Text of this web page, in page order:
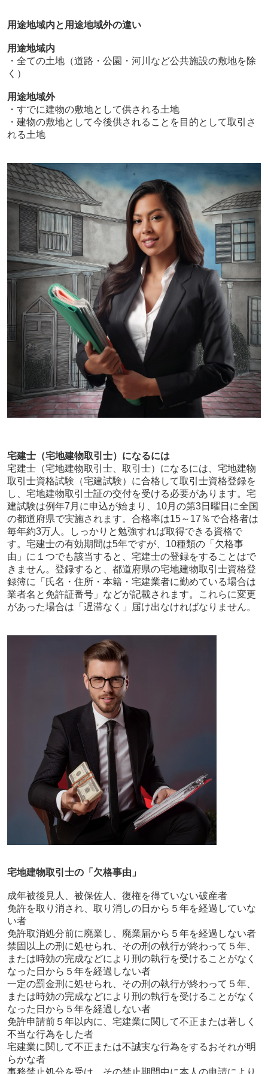
用途地域内と用途地域外の違い
用途地域内
・全ての土地（道路・公園・河川など公共施設の敷地を除
く）
用途地域外
・すでに建物の敷地として供される土地
・建物の敷地として今後供されることを目的として取引さ
れる土地
宅建士（宅地建物取引士）になるには
宅建士（宅地建物取引士、取引士）になるには、宅地建物
取引士資格試験（宅建試験）に合格して取引士資格登録を
し、宅地建物取引士証の交付を受ける必要があります。宅
建試験は例年7月に申込が始まり、10月の第3日曜日に全国
の都道府県で実施されます。合格率は15～17％で合格者は
毎年約3万人。しっかりと勉強すれば取得できる資格で
す。宅建士の有効期間は5年ですが、10種類の「欠格事
由」に１つでも該当すると、宅建士の登録をすることはで
きません。登録すると、都道府県の宅地建物取引士資格登
録簿に「氏名・住所・本籍・宅建業者に勤めている場合は
業者名と免許証番号」などが記載されます。これらに変更
があった場合は「遅滞なく」届け出なければなりません。
宅地建物取引士の「欠格事由」
成年被後見人、被保佐人、復権を得ていない破産者
免許を取り消され、取り消しの日から５年を経過していな
い者
免許取消処分前に廃業し、廃業届から５年を経過しない者
禁固以上の刑に処せられ、その刑の執行が終わって５年、
または時効の完成などにより刑の執行を受けることがなく
なった日から５年を経過しない者
一定の罰金刑に処せられ、その刑の執行が終わって５年、
または時効の完成などにより刑の執行を受けることがなく
なった日から５年を経過しない者
免許申請前５年以内に、宅建業に関して不正または著しく
不当な行為をした者
宅建業に関して不正または不誠実な行為をするおそれが明
らかな者
事務禁止処分を受け、その禁止期間中に本人の申請により